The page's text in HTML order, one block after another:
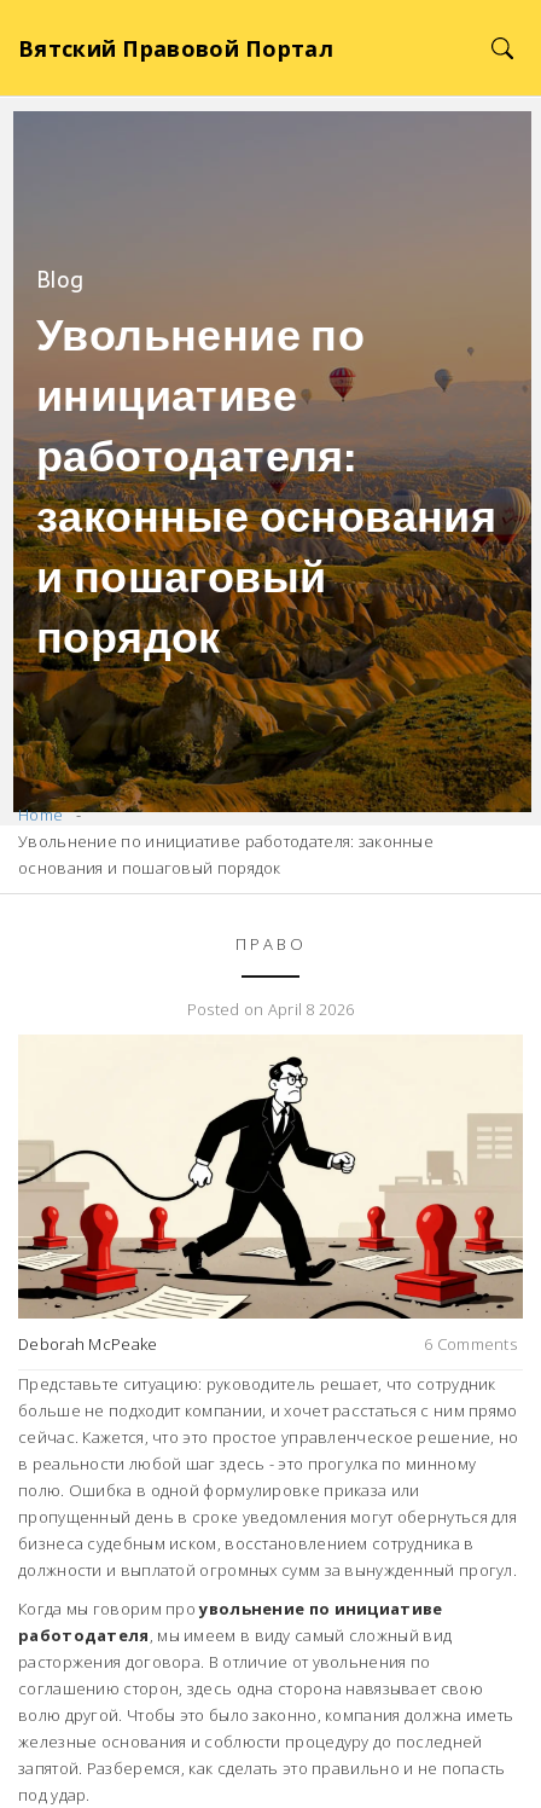
Вятский Правовой Портал
Blog
Увольнение по
инициативе
работодателя:
законные основания
и пошаговый
порядок
Home
Увольнение по инициативе работодателя: законные
основания и пошаговый порядок
ПРАВО
Posted on April 8 2026
Deborah McPeake
6 Comments
Представьте ситуацию: руководитель решает, что сотрудник
больше не подходит компании, и хочет расстаться с ним прямо
сейчас. Кажется, что это простое управленческое решение, но
в реальности любой шаг здесь - это прогулка по минному
полю. Ошибка в одной формулировке приказа или
пропущенный день в сроке уведомления могут обернуться для
бизнеса судебным иском, восстановлением сотрудника в
должности и выплатой огромных сумм за вынужденный прогул.
Когда мы говорим проувольнение по инициативе
работодателя, мы имеем в виду самый сложный вид
расторжения договора. В отличие от увольнения по
соглашению сторон, здесь одна сторона навязывает свою
волю другой. Чтобы это было законно, компания должна иметь
железные основания и соблюсти процедуру до последней
запятой. Разберемся, как сделать это правильно и не попасть
под удар.